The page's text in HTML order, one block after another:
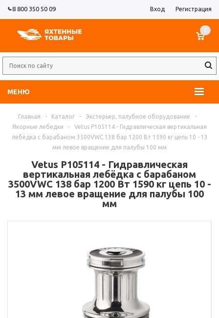
8 800 350 50 09 Вход Регистрация
МЕНЮ
0
Главная - Каталог - Экстерьер, палубное оборудование
-
Якорные лебедки
-
Vetus P105114 - Гидравлическая вертикальная
лебёдка с барабаном 3500VWC 138 бар 1200 Вт 1590 кг цепь 10 - 13
мм левое вращение для палубы 100 мм
Vetus P105114 - Гидравлическая
вертикальная лебёдка с барабаном
3500VWC 138 бар 1200 Вт 1590 кг цепь 10 -
13 мм левое вращение для палубы 100
мм